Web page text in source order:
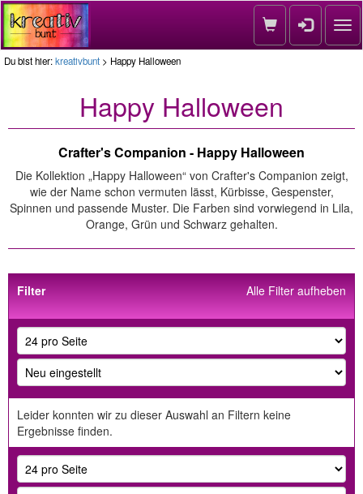
Du bist hier:kreativbunt > Happy Halloween
Happy Halloween
Crafter's Companion - Happy Halloween
Die Kollektion „Happy Halloween“ von Crafter's Companion zeigt,
wie der Name schon vermuten lässt, Kürbisse, Gespenster,
Spinnen und passende Muster. Die Farben sind vorwiegend in Lila,
Orange, Grün und Schwarz gehalten.
Alle Filter aufheben
Filter
Leider konnten wir zu dieser Auswahl an Filtern keine
Ergebnisse finden.